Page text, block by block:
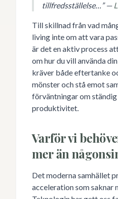
tillfredsställelse…” —
Till skillnad från vad
living inte om att vara
är det en aktiv process
om hur du vill använda
kräver både eftertanke
mönster och stå emot
förväntningar om
produktivitet.
Varför vi
mer än
Det moderna samhället
acceleration som saknar